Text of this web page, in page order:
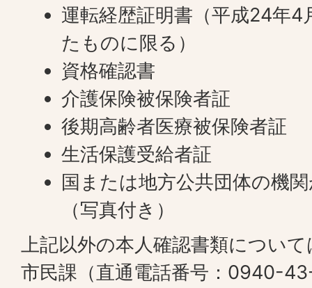
運転経歴証明書（平成24年4
たものに限る）
資格確認書
介護保険被保険者証
後期高齢者医療被保険者証
生活保護受給者証
国または地方公共団体の機
（写真付き）
上記以外の本人確認書類につい
市民課（直通電話番号：0940-